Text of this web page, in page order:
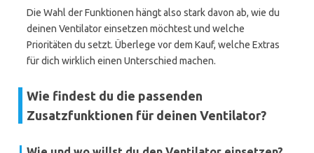
Die Wahl der Funktionen hängt also stark davon ab, wie du
deinen Ventilator einsetzen möchtest und welche
Prioritäten du setzt. Überlege vor dem Kauf, welche Extras
für dich wirklich einen Unterschied machen.
Wie findest du die passenden
Zusatzfunktionen für deinen Ventilator?